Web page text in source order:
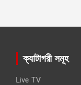
ক্যাটাগরী সমূহ
Live TV